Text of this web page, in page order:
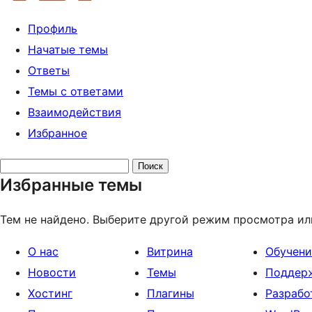
Профиль
Начатые темы
Ответы
Темы с ответами
Взаимодействия
Избранное
тем:
Избранные темы
Тем не найдено. Выберите другой режим просмотра
О нас
Новости
Хостинг
Витрина
Темы
Плагины